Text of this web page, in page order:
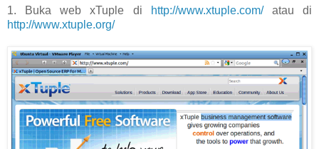
1. Buka web xTuple di http://www.xtuple.com/atau di
http://www.xtuple.org/